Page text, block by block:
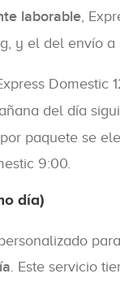
laborable,
y el del envío a
Domestic
del día
paquete se
9:00.
día)
. Este servicio